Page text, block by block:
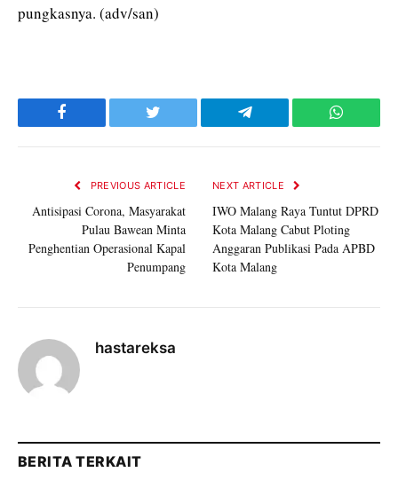
pungkasnya. (adv/san)
Facebook Twitter Telegram
PREVIOUS ARTICLE
Antisipasi Corona, Masyarakat
Pulau Bawean Minta
Penghentian Operasional Kapal
Penumpang
NEXT ARTICLE
IWO Malang Raya Tuntut DPRD
Kota Malang Cabut Ploting
Anggaran Publikasi Pada APBD
Kota Malang
hastareksa
BERITA TERKAIT